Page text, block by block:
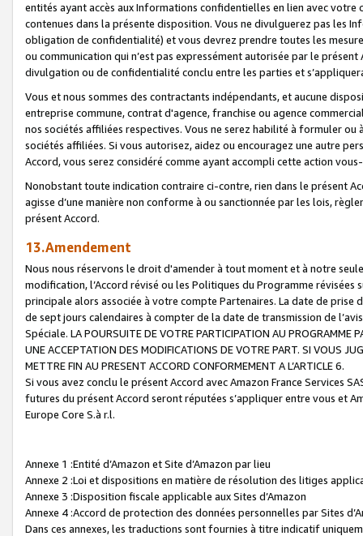
entités ayant accès aux Informations confidentielles en lien avec
contenues dans la présente disposition. Vous ne divulguerez pas les
obligation de confidentialité) et vous devrez prendre toutes les
ou communication qui n’est pas expressément autorisée par le
divulgation ou de confidentialité conclu entre les parties et
Vous et nous sommes des contractants indépendants, et aucune
entreprise commune, contrat d'agence, franchise ou agence
nos sociétés affiliées respectives. Vous ne serez habilité à formuler
sociétés affiliées. Si vous autorisez, aidez ou encouragez une autre
Accord, vous serez considéré comme ayant accompli cette action
Nonobstant toute indication contraire ci-contre, rien dans le présent
agisse d’une manière non conforme à ou sanctionnée par les lois,
présent Accord.
13.Amendement
Nous nous réservons le droit d'amender à tout moment et à notre
modification, l’Accord révisé ou les Politiques du Programme
principale alors associée à votre compte Partenaires. La date de
de sept jours calendaires à compter de la date de transmission de
Spéciale. LA POURSUITE DE VOTRE PARTICIPATION AU PROGRAMME
UNE ACCEPTATION DES MODIFICATIONS DE VOTRE PART. SI VOUS
METTRE FIN AU PRESENT ACCORD CONFORMEMENT A L’ARTICLE 6.
Si vous avez conclu le présent Accord avec Amazon France Services
futures du présent Accord seront réputées s’appliquer entre vous et
Europe Core S.à r.l.
Annexe 1 :Entité d’Amazon et Site d’Amazon par lieu
Annexe 2 :Loi et dispositions en matière de résolution des litiges
Annexe 3 :Disposition fiscale applicable aux Sites d’Amazon
Annexe 4 :Accord de protection des données personnelles par Sites
Dans ces annexes, les traductions sont fournies à titre indicatif